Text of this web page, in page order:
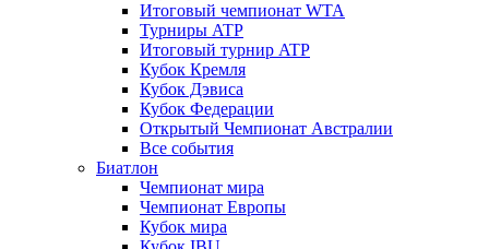
Итоговый чемпионат WTA
Турниры ATP
Итоговый турнир ATP
Кубок Кремля
Кубок Дэвиса
Кубок Федерации
Открытый Чемпионат Австралии
Все события
Биатлон
Чемпионат мира
Чемпионат Европы
Кубок мира